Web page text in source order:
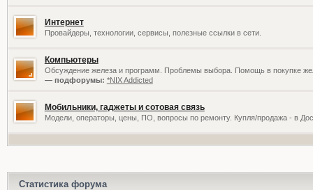
Интернет
Провайдеры, технологии, сервисы, полезные ссылки в сети.
Компьютеры
Обсуждение железа и программ. Проблемы выбора. Помощь в покупке
— подфорумы: *NIX Addicted
Мобильники, гаджеты и сотовая связь
Модели, операторы, цены, ПО, вопросы по ремонту. Купля/продажа - в
Статистика форума